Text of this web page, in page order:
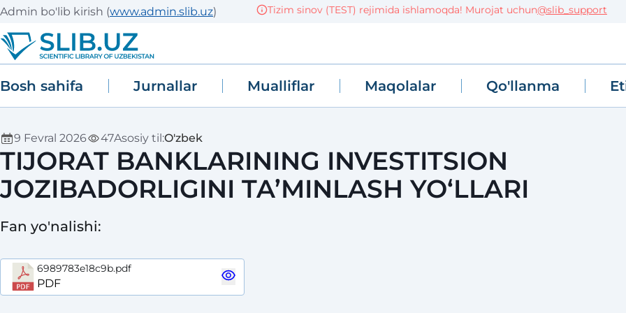
Admin bo'lib kirish (www.admin.slib.uz) Tizim sinov (TEST) rejimida ishlamoqda! Murojat uchun@slib_support
Bosh sahifa Jurnallar Mualliflar Maqolalar Qo'llanma
9 Fevral 2026 47Asosiy til:O'zbek
TIJORAT BANKLARINING INVESTITSION
JOZIBADORLIGINI TA’MINLASH YO‘LLARI
Fan yo'nalishi:
6989783e18c9b.pdf
PDF